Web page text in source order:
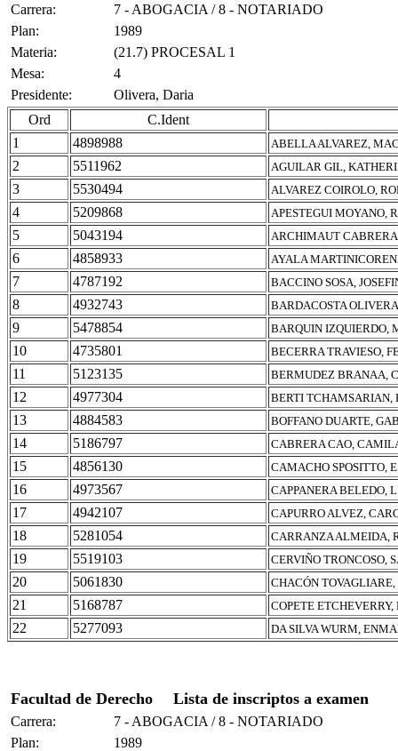
Carrera:
7 - ABOGACIA / 8 - NOTARIADO
Plan:
1989
Materia:
(21.7) PROCESAL 1
Mesa:
4
Presidente:
Olivera, Daria
Ord
C.Ident
1
4898988 ABELLA ALVAREZ,
2 5511962 AGUILAR GIL,
3 5530494 ALVAREZ COIROLO,
4 5209868 APESTEGUI MOYANO,
5 5043194 ARCHIMAUT
6 4858933 AYALA
7 4787192 BACCINO SOSA,
8 4932743 BARDACOSTA
9 5478854 BARQUIN IZQUIERDO,
10 4735801 BECERRA TRAVIESO,
11 5123135 BERMUDEZ BRANAA,
12 4977304 BERTI TCHAMSARIAN,
13 4884583 BOFFANO DUARTE,
14 5186797 CABRERA CAO,
15 4856130 CAMACHO SPOSITTO,
16 4973567 CAPPANERA BELEDO,
17 4942107 CAPURRO ALVEZ,
18 5281054 CARRANZA ALMEIDA,
19 5519103 CERVIÑO TRONCOSO,
20 5061830 CHACÓN
21 5168787 COPETE
22 5277093 DA SILVA WURM,
Facultad de Derecho Lista de inscriptos a examen
Carrera:
7 - ABOGACIA / 8 - NOTARIADO
Plan:
1989